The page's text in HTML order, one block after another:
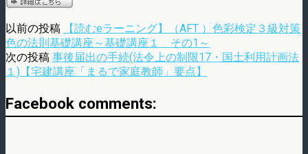
以前の投稿
【読むeラーニング】（AFT ）色彩検定３級対策
色の法則基礎講座～基礎講座１ その1～
次の投稿 事後届出の手続(法令上の制限17・国土利用計画法
１)【宅建講座「まるで家庭教師」要点】
Facebook comments: